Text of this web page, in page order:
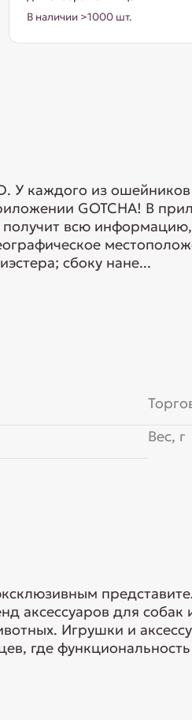
В наличии >1000 шт.
У каждого из
GOTCHA! В
всю
сбоку нане...
Вес, г
аксессуаров для
Игрушки и
где